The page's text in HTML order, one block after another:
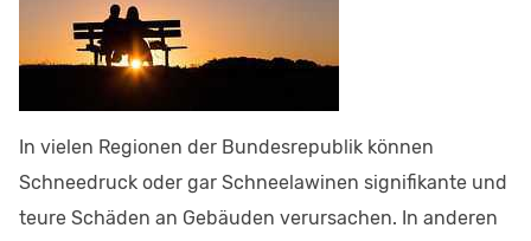
In vielen Regionen der Bundesrepublik können
Schneedruck oder gar Schneelawinen signifikante und
teure Schäden an Gebäuden verursachen. In anderen